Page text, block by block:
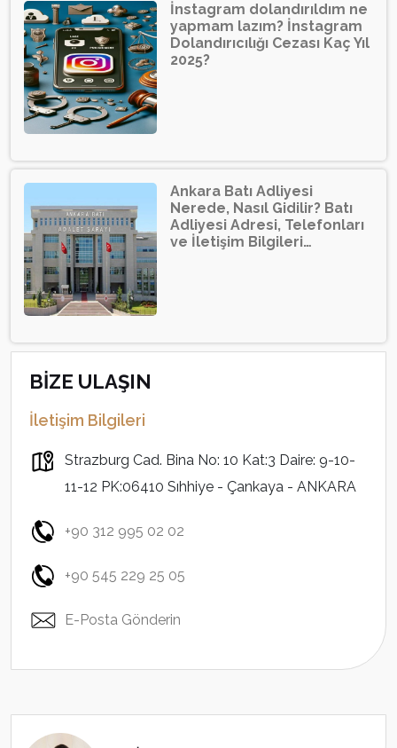
İnstagram dolandırıldım ne
yapmam lazım? İnstagram
Dolandırıcılığı Cezası Kaç Yıl
2025?
Ankara Batı Adliyesi
Nerede, Nasıl Gidilir? Batı
Adliyesi Adresi, Telefonları
ve İletişim Bilgileri…
BİZE ULAŞIN
İletişim Bilgileri
Strazburg Cad. Bina No: 10 Kat:3 Daire: 9-10-
11-12 PK:06410 Sıhhiye - Çankaya - ANKARA
+90 312 995 02 02
+90 545 229 25 05
E-Posta Gönderin